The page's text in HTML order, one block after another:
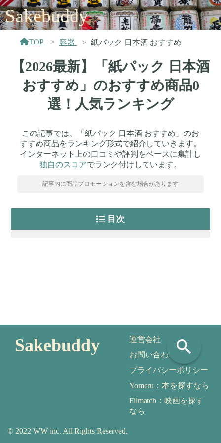
Sakebuddy
TOP 容器 紙パック 日本酒 おすすめ
【2026最新】「紙パック 日本酒
おすすめ」のおすすめ商品0
選！人気ランキング
この記事では、「紙パック 日本酒 おすすめ」のお
すすめ商品をランキング形式で紹介していきます。
インターネット上の口コミや評判をベースに集計し
独自のスコアでランク付けしています。
記事内に商品プロモーションを含む場合があります
目次
search
Sakebuddy
運営会社
お問い合わせ
プライバシーポリシー
Yomeru：本を探すなら
Filmatch：映画を探す
なら
© 2022 WW inc. All Rights Reserved.